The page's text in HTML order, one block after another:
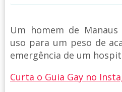
Um homem de
uso para um peso de
emergência de um
Curta o Guia Gay no